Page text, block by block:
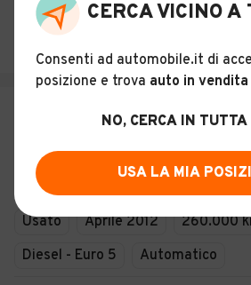
AUTO-COM
Torino (TO)
€ 6.900
Usato Aprile 2012
260.000
Diesel - Euro 5
Automatico
CERCA VICINO A
Consenti ad automobile.it di
posizione e trova auto in
NO, CERCA IN
USA LA MIA